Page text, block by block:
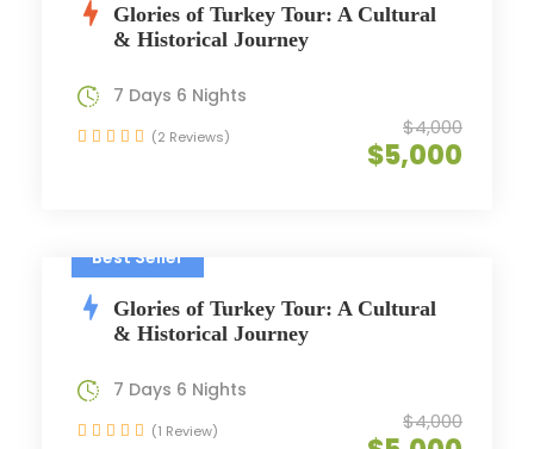
Glories of Turkey Tour: A Cultural
& Historical Journey
$4,000
$5,000
7 Days 6 Nights
(2 Reviews)
Best Seller
Glories of Turkey Tour: A Cultural
& Historical Journey
$4,000
7 Days 6 Nights
(1 Review)